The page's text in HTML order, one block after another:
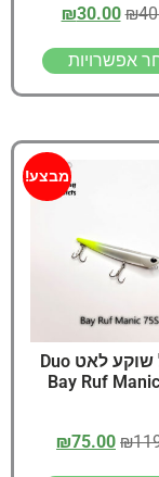
₪
₪30.00
אפשרויות
מבצע!
פנסיל שוקע לאט Duo
Bay Ruf
₪
₪75.00